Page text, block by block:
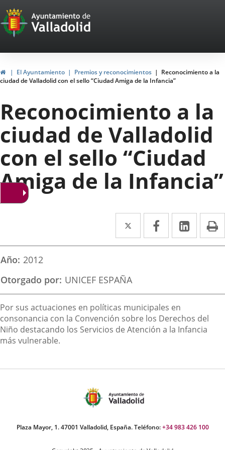
Portal
Web
del
Ayuntamiento
de
Valladolid
HomeEl Ayuntamiento Premios y reconocimientos
Reconocimiento a la
ciudad de Valladolid con el sello “Ciudad Amiga de la Infancia”
Reconocimiento a la
ciudad de Valladolid
con el sello “Ciudad
Amiga de la Infancia”
Twitter
Enlace
a
externa.
Facebook
Enlace
a
externa.
Enlace
a
Año 2012
Otorgado por UNICEF ESPAÑA
Descripción
Por sus actuaciones en políticas municipales en
consonancia con la Convención sobre los Derechos del
Niño destacando los Servicios de Atención a la Infancia
más vulnerable.
Plaza Mayor, 1. 47001 Valladolid, España. Teléfono:+34 983 426 100